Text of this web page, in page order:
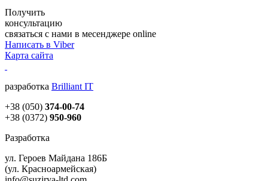
Получить
консультацию
связаться с нами в месенджере online
Написать в Viber
Карта сайта
разработка Brilliant IT
+38 (050) 374-00-74
+38 (0372) 950-960
Разработка
ул. Героев Майдана 186Б
(ул. Красноармейская)